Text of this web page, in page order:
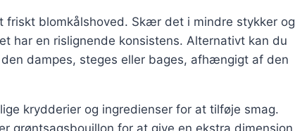
blomkålshoved. Skær det i mindre stykker og
har en rislignende konsistens. Alternativt kan du
dampes, steges eller bages, afhængigt af den
krydderier og ingredienser for at tilføje smag.
grøntsagsbouillon for at give en ekstra dimension